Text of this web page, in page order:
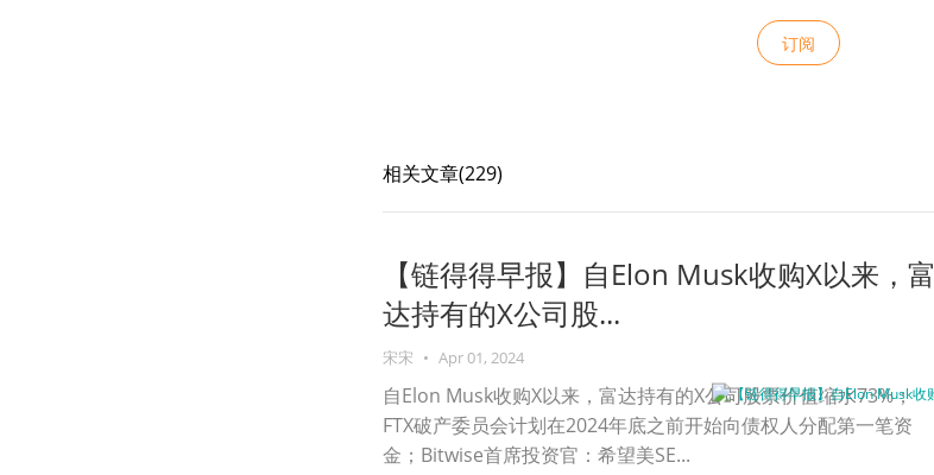
订阅
相关文章(229)
【链得得早报】自Elon Musk收购X以来，富
达持有的X公司股...
宋宋 • Apr 01, 2024
自Elon Musk收购X以来，富达持有的X公司股票价值缩水73%；
FTX破产委员会计划在2024年底之前开始向债权人分配第一笔资
金；Bitwise首席投资官：希望美SE...